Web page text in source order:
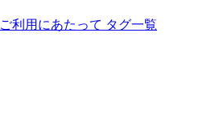
ご利用にあたって タグ一覧